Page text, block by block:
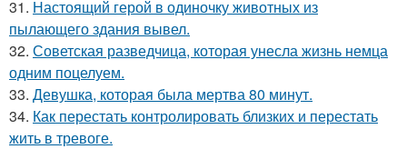
31. Настоящий герой в одиночку животных из
пылающего здания вывел.
32. Советская разведчица, которая унесла жизнь немца
одним поцелуем.
33. Девушка, которая была мертва 80 минут.
34. Как перестать контролировать близких и перестать
жить в тревоге.